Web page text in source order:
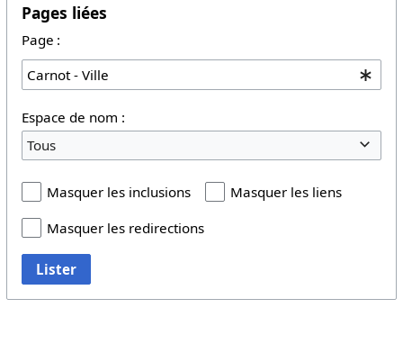
Pages liées
Page :
Espace de nom :
Tous
Masquer les inclusions
Masquer les liens
Masquer les redirections
Lister